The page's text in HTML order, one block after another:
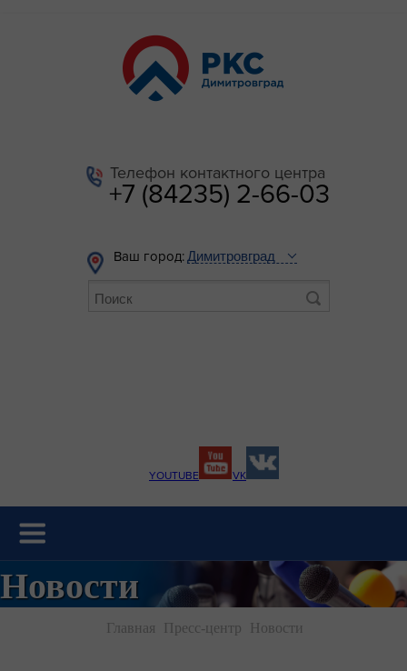
Телефон контактного центра
+7 (84235) 2-66-03
Ваш город:
YOUTUBE VK
Новости
Главная Пресс-центр Новости